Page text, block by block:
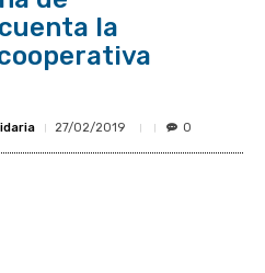
la
27/02/2019 0